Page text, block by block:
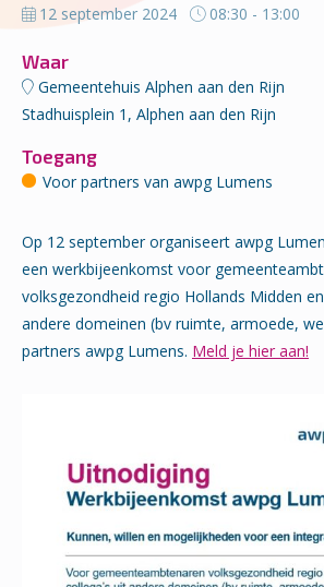
12 september 2024 08:30 - 13:00
Waar
Gemeentehuis Alphen aan den Rijn
Stadhuisplein 1, Alphen aan den Rijn
Toegang
Voor partners van awpg Lumens
Op 12 september organiseert awpg
een werkbijeenkomst voor
volksgezondheid regio Hollands Midden
andere domeinen (bv ruimte, armoede,
partners awpg Lumens. Meld je hier aan!